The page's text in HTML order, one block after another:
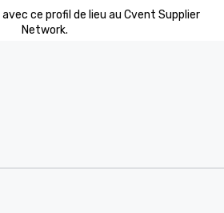
avec ce profil de lieu au Cvent Supplier
Network.